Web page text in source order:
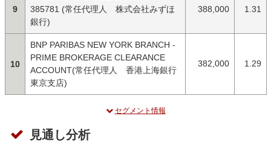
9
385781 (常任代理人 株式会社みずほ
銀行)
388,000 1.31
10
BNP PARIBAS NEW YORK BRANCH -
PRIME BROKERAGE CLEARANCE
ACCOUNT(常任代理人 香港上海銀行
東京支店)
382,000 1.29
セグメント情報
見通し分析